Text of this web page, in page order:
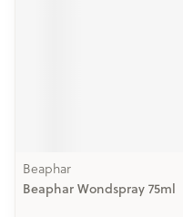
Beaphar
Beaphar Wondspray 75ml